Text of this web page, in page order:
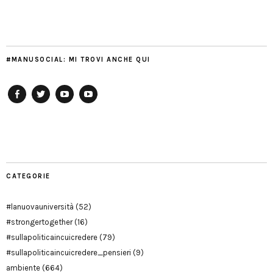
#MANUSOCIAL: MI TROVI ANCHE QUI
CATEGORIE
#lanuovauniversità (52)
#strongertogether(16)
#sullapoliticaincuicredere (79)
#sullapoliticaincuicredere_pensieri (9)
ambiente (664)